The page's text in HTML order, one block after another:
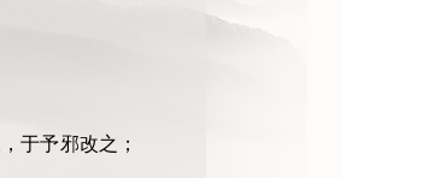
于予邪改之；